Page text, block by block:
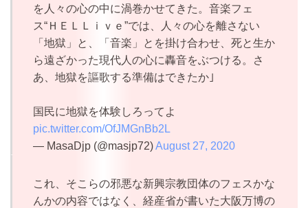
を人々の心の中に渦巻かせてきた。音楽フェ
ス“ＨＥＬＬｉｖｅ”では、人々の心を離さない
「地獄」と、「音楽」とを掛け合わせ、死と生か
ら遠ざかった現代人の心に轟音をぶつける。さ
あ、地獄を謳歌する準備はできたか｣
国民に地獄を体験しろってよ
pic.twitter.com/OfJMGnBb2L
— MasaDjp (@masjp72)August 27, 2020
これ、そこらの邪悪な新興宗教団体のフェスかな
んかの内容ではなく、経産省が書いた大阪万博の